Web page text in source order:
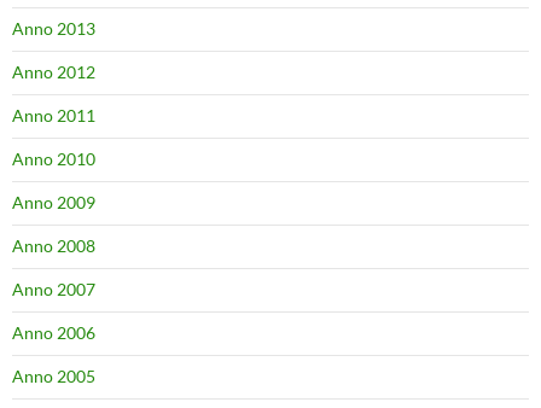
Anno 2013
Anno 2012
Anno 2011
Anno 2010
Anno 2009
Anno 2008
Anno 2007
Anno 2006
Anno 2005